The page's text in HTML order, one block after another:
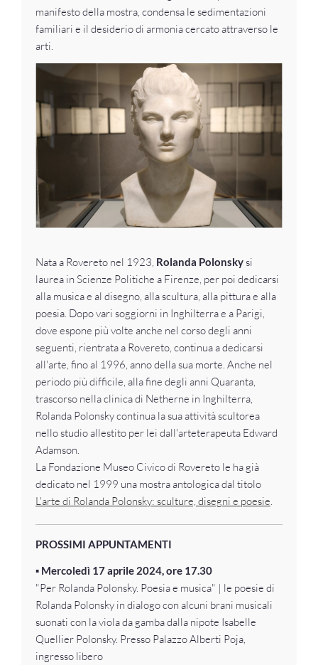
manifesto della mostra, condensa le sedimentazioni
familiari e il desiderio di armonia cercato attraverso le
arti.
Nata a Rovereto nel 1923, Rolanda Polonskysi
laurea in Scienze Politiche a Firenze, per poi dedicarsi
alla musica e al disegno, alla scultura, alla pittura e alla
poesia. Dopo vari soggiorni in Inghilterra e a Parigi,
dove espone più volte anche nel corso degli anni
seguenti, rientrata a Rovereto, continua a dedicarsi
all'arte, fino al 1996, anno della sua morte. Anche nel
periodo più difficile, alla fine degli anni Quaranta,
trascorso nella clinica di Netherne in Inghilterra,
Rolanda Polonsky continua la sua attività scultorea
nello studio allestito per lei dall'arteterapeuta Edward
Adamson.
La Fondazione Museo Civico di Rovereto le ha già
dedicato nel 1999 una mostra antologica dal titolo
L'arte di Rolanda Polonsky: sculture, disegni e poesie.
PROSSIMI APPUNTAMENTI
▪️ Mercoledì 17 aprile 2024, ore 17.30
"Per Rolanda Polonsky. Poesia e musica" | le poesie di
Rolanda Polonsky in dialogo con alcuni brani musicali
suonati con la viola da gamba dalla nipote Isabelle
Quellier Polonsky. Presso Palazzo Alberti Poja,
ingresso libero